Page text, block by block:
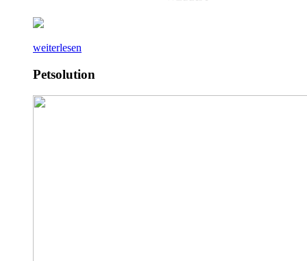
weiterlesen
Petsolution